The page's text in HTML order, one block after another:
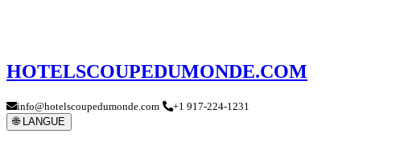
HOTELSCOUPEDUMONDE.COM
info@hotelscoupedumonde.com
+1 917-224-1231
🌐 LANGUE